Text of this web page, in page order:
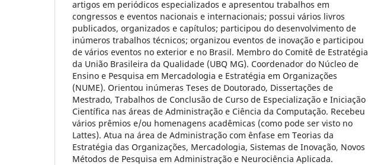
artigos em periódicos especializados e apresentou trabalhos em
congressos e eventos nacionais e internacionais; possui vários livros
publicados, organizados e capítulos; participou do desenvolvimento de
inúmeros trabalhos técnicos; organizou eventos de inovação e participou
de vários eventos no exterior e no Brasil. Membro do Comitê de Estratégia
da União Brasileira da Qualidade (UBQ MG). Coordenador do Núcleo de
Ensino e Pesquisa em Mercadologia e Estratégia em Organizações
(NUME). Orientou inúmeras Teses de Doutorado, Dissertações de
Mestrado, Trabalhos de Conclusão de Curso de Especialização e Iniciação
Científica nas áreas de Administração e Ciência da Computação. Recebeu
vários prêmios e/ou homenagens acadêmicas (como pode ser visto no
Lattes). Atua na área de Administração com ênfase em Teorias da
Estratégia das Organizações, Mercadologia, Sistemas de Inovação, Novos
Métodos de Pesquisa em Administração e Neurociência Aplicada.